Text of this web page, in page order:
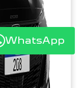
WhatsApp